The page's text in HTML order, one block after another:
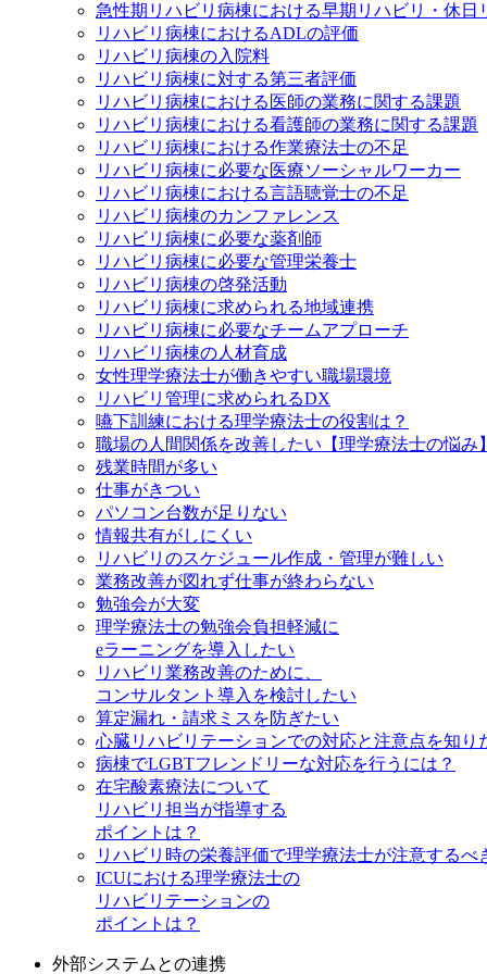
急性期リハビリ病棟における早期リハビリ・休日
リハビリ病棟におけるADLの評価
リハビリ病棟の入院料
リハビリ病棟に対する第三者評価
リハビリ病棟における医師の業務に関する課題
リハビリ病棟における看護師の業務に関する課題
リハビリ病棟における作業療法士の不足
リハビリ病棟に必要な医療ソーシャルワーカー
リハビリ病棟における言語聴覚士の不足
リハビリ病棟のカンファレンス
リハビリ病棟に必要な薬剤師
リハビリ病棟に必要な管理栄養士
リハビリ病棟の啓発活動
リハビリ病棟に求められる地域連携
リハビリ病棟に必要なチームアプローチ
リハビリ病棟の人材育成
女性理学療法士が働きやすい職場環境
リハビリ管理に求められるDX
嚥下訓練における理学療法士の役割は？
職場の人間関係を改善したい【理学療法士の悩み】
残業時間が多い
仕事がきつい
パソコン台数が足りない
情報共有がしにくい
リハビリのスケジュール作成・管理が難しい
業務改善が図れず仕事が終わらない
勉強会が大変
理学療法士の勉強会負担軽減に
eラーニングを導入したい
リハビリ業務改善のために、
コンサルタント導入を検討したい
算定漏れ・請求ミスを防ぎたい
心臓リハビリテーションでの対応と注意点を知り
病棟でLGBTフレンドリーな対応を行うには？
在宅酸素療法について
リハビリ担当が指導する
ポイントは？
リハビリ時の栄養評価で理学療法士が注意するべ
ICUにおける理学療法士の
リハビリテーションの
ポイントは？
外部システムとの連携